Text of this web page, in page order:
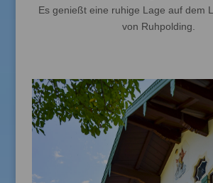
Es genießt eine ruhige Lage auf dem
von Ruhpolding.